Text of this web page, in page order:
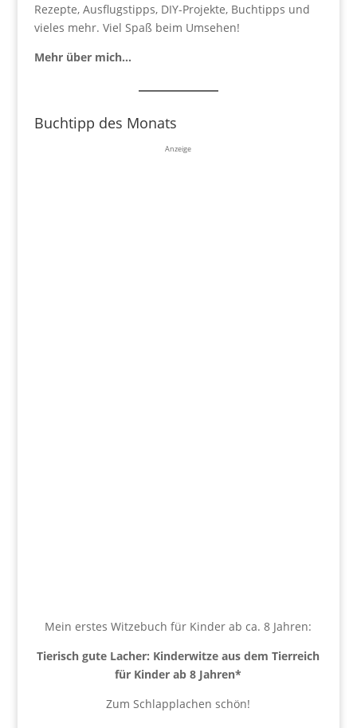
Rezepte, Ausflugstipps, DIY-Projekte, Buchtipps und
vieles mehr. Viel Spaß beim Umsehen!
Mehr über mich…
Buchtipp des Monats
Anzeige
Mein erstes Witzebuch für Kinder ab ca. 8 Jahren:
Tierisch gute Lacher: Kinderwitze aus dem Tierreich
für Kinder ab 8 Jahren*
Zum Schlapplachen schön!